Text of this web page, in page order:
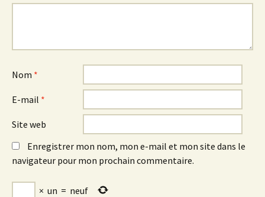
Nom *
E-mail *
Site web
Enregistrer mon nom, mon e-mail et mon site dans le
navigateur pour mon prochain commentaire.
× un = neuf